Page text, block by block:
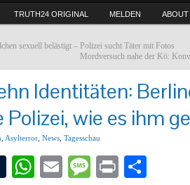
TRUTH24 ORIGINAL MELDEN ABOUT
sexuell belästigt – Polizei sucht Täter mit Fotos
Mordversuch nahe der Kö:
Identitäten:
Polizei, wie es ihm
Asylterror News Tagesschau
Tumblr
WhatsApp
EmailMessage
Print